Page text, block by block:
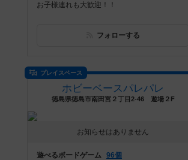
お子様連れも大歓迎！！
フォローする
プレイスペース
ホビーベースパレパレ
徳島県徳島市南田宮２丁目2-46 遊場２F
お知らせはありません
遊べるボードゲーム 96個